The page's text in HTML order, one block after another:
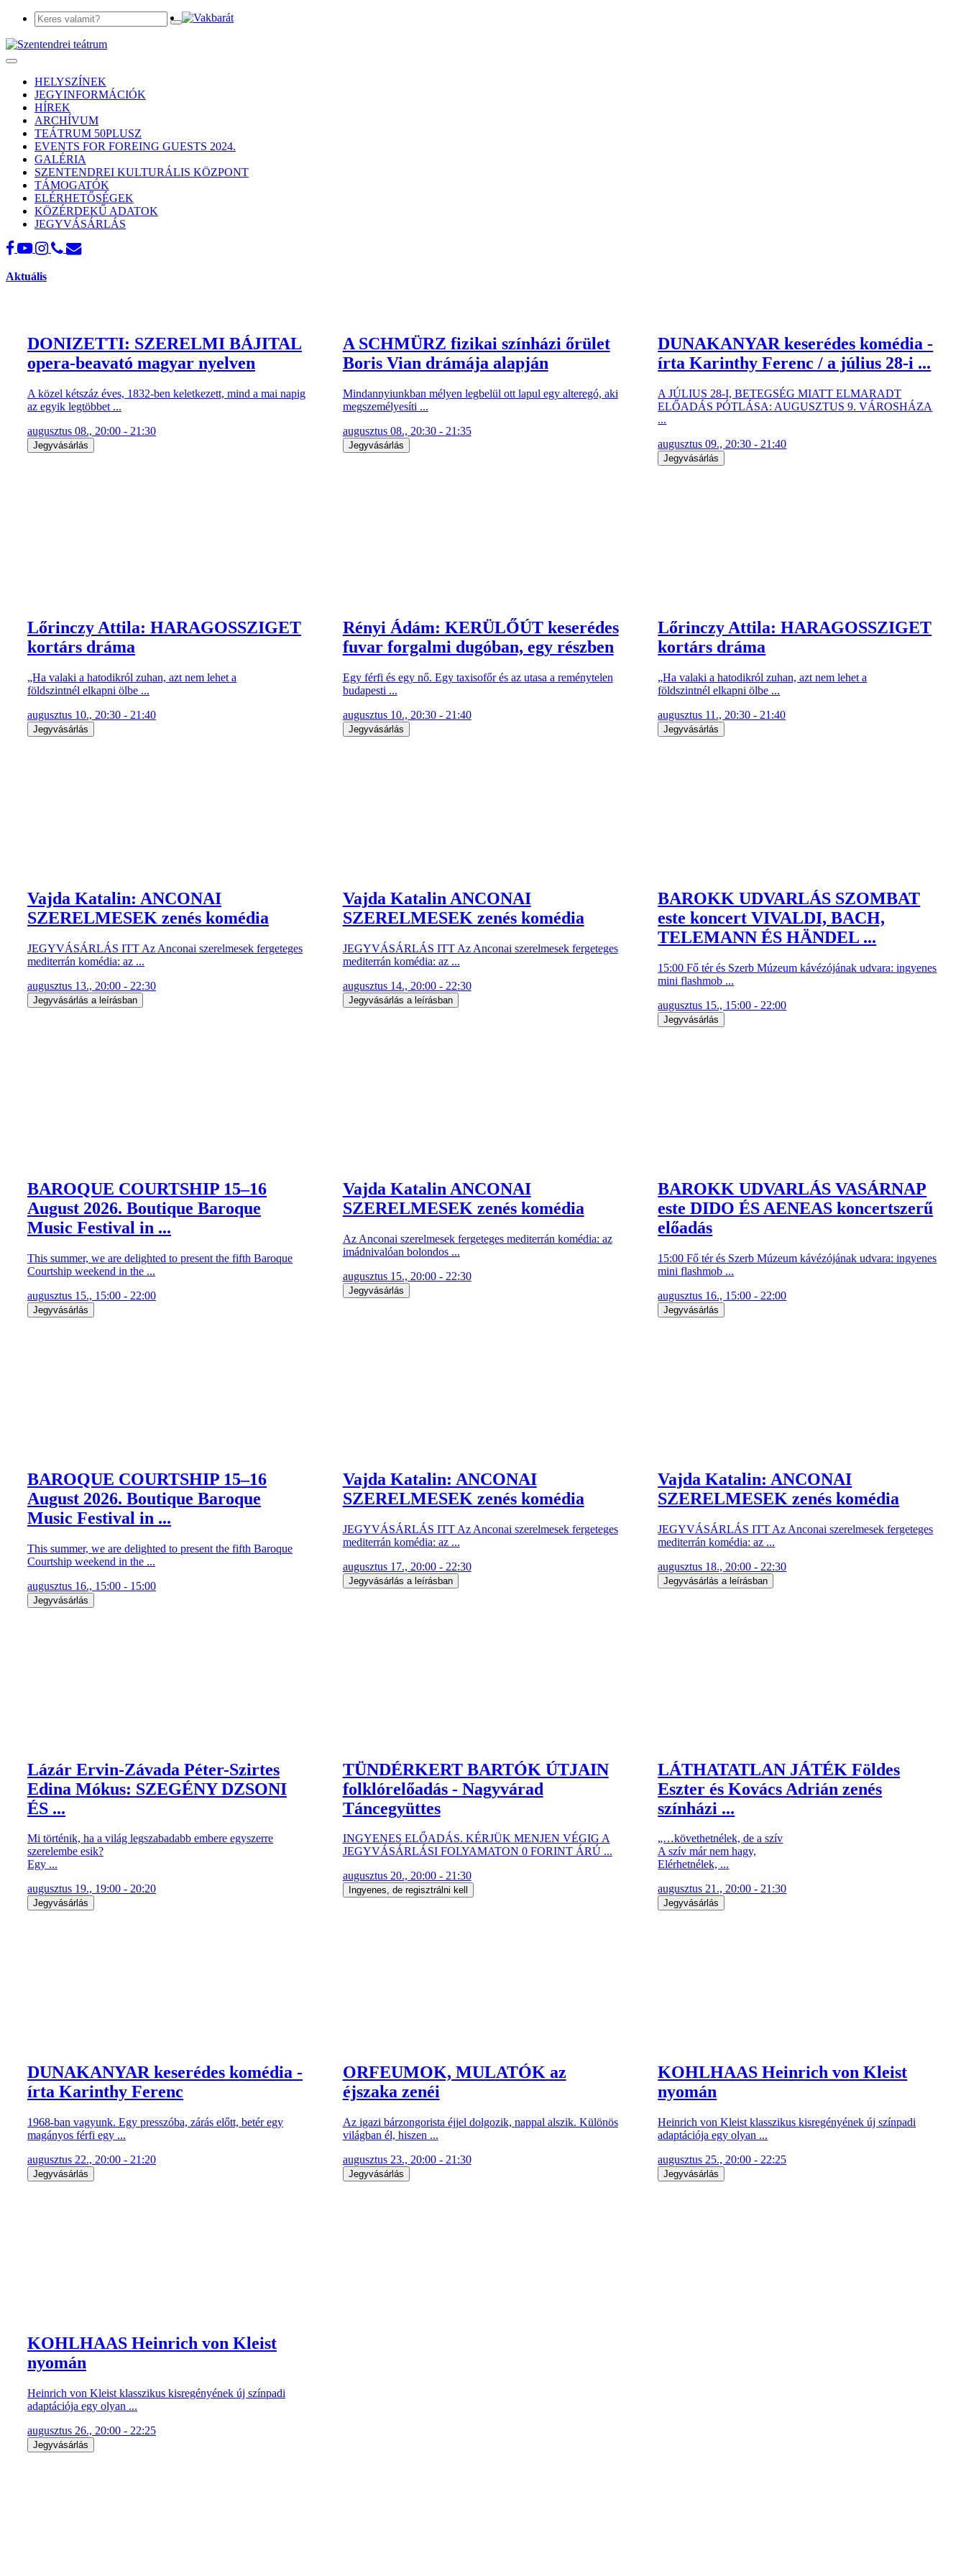
Toggle
navigationHELYSZÍNEK
JEGYINFORMÁCIÓK
HÍREK
ARCHÍVUM
TEÁTRUM 50PLUSZ
EVENTS FOR FOREING GUESTS 2024.
GALÉRIA
SZENTENDREI KULTURÁLIS KÖZPONT
TÁMOGATÓK
ELÉRHETŐSÉGEK
KÖZÉRDEKŰ ADATOK
JEGYVÁSÁRLÁS
Aktuális
DONIZETTI: SZERELMI BÁJITAL
opera-beavató magyar nyelven
A közel kétszáz éves, 1832-ben keletkezett, mind a mai napig
az egyik legtöbbet ...
augusztus 08., 20:00 - 21:30
Jegyvásárlás
A SCHMÜRZ fizikai színházi őrület
Boris Vian drámája alapján
Mindannyiunkban mélyen legbelül ott lapul egy alteregó, aki
megszemélyesíti ...
augusztus 08., 20:30 - 21:35
Jegyvásárlás
DUNAKANYAR keserédes komédia -
írta Karinthy Ferenc / a július 28-i ...
A JÚLIUS 28-I, BETEGSÉG MIATT ELMARADT
ELŐADÁS PÓTLÁSA: AUGUSZTUS 9. VÁROSHÁZA
...
augusztus 09., 20:30 - 21:40
Jegyvásárlás
Lőrinczy Attila: HARAGOSSZIGET
kortárs dráma
„Ha valaki a hatodikról zuhan, azt nem lehet a
földszintnél elkapni ölbe ...
augusztus 10., 20:30 - 21:40
Jegyvásárlás
Rényi Ádám: KERÜLŐÚT keserédes
fuvar forgalmi dugóban, egy részben
Egy férfi és egy nő. Egy taxisofőr és az utasa a reménytelen
budapesti ...
augusztus 10., 20:30 - 21:40
Jegyvásárlás
Lőrinczy Attila: HARAGOSSZIGET
kortárs dráma
„Ha valaki a hatodikról zuhan, azt nem lehet a
földszintnél elkapni ölbe ...
augusztus 11., 20:30 - 21:40
Jegyvásárlás
Vajda Katalin: ANCONAI
SZERELMESEK zenés komédia
JEGYVÁSÁRLÁS ITT Az Anconai szerelmesek fergeteges
mediterrán komédia: az ...
augusztus 13., 20:00 - 22:30
Jegyvásárlás a leírásban
Vajda Katalin ANCONAI
SZERELMESEK zenés komédia
JEGYVÁSÁRLÁS ITT Az Anconai szerelmesek fergeteges
mediterrán komédia: az ...
augusztus 14., 20:00 - 22:30
Jegyvásárlás a leírásban
BAROKK UDVARLÁS SZOMBAT
este koncert VIVALDI, BACH,
TELEMANN ÉS HÄNDEL ...
15:00 Fő tér és Szerb Múzeum kávézójának udvara: ingyenes
mini flashmob ...
augusztus 15., 15:00 - 22:00
Jegyvásárlás
BAROQUE COURTSHIP 15–16
August 2026. Boutique Baroque
Music Festival in ...
This summer, we are delighted to present the fifth Baroque
Courtship weekend in the ...
augusztus 15., 15:00 - 22:00
Jegyvásárlás
Vajda Katalin ANCONAI
SZERELMESEK zenés komédia
Az Anconai szerelmesek fergeteges mediterrán komédia: az
imádnivalóan bolondos ...
augusztus 15., 20:00 - 22:30
Jegyvásárlás
BAROKK UDVARLÁS VASÁRNAP
este DIDO ÉS AENEAS koncertszerű
előadás
15:00 Fő tér és Szerb Múzeum kávézójának udvara: ingyenes
mini flashmob ...
augusztus 16., 15:00 - 22:00
Jegyvásárlás
BAROQUE COURTSHIP 15–16
August 2026. Boutique Baroque
Music Festival in ...
This summer, we are delighted to present the fifth Baroque
Courtship weekend in the ...
augusztus 16., 15:00 - 15:00
Jegyvásárlás
Vajda Katalin: ANCONAI
SZERELMESEK zenés komédia
JEGYVÁSÁRLÁS ITT Az Anconai szerelmesek fergeteges
mediterrán komédia: az ...
augusztus 17., 20:00 - 22:30
Jegyvásárlás a leírásban
Vajda Katalin: ANCONAI
SZERELMESEK zenés komédia
JEGYVÁSÁRLÁS ITT Az Anconai szerelmesek fergeteges
mediterrán komédia: az ...
augusztus 18., 20:00 - 22:30
Jegyvásárlás a leírásban
Lázár Ervin-Závada Péter-Szirtes
Edina Mókus: SZEGÉNY DZSONI
ÉS ...
Mi történik, ha a világ legszabadabb embere egyszerre
szerelembe esik?
Egy ...
augusztus 19., 19:00 - 20:20
Jegyvásárlás
TÜNDÉRKERT BARTÓK ÚTJAIN
folklórelőadás - Nagyvárad
Táncegyüttes
INGYENES ELŐADÁS. KÉRJÜK MENJEN VÉGIG A
JEGYVÁSÁRLÁSI FOLYAMATON 0 FORINT ÁRÚ ...
augusztus 20., 20:00 - 21:30
Ingyenes, de regisztrálni kell
LÁTHATATLAN JÁTÉK Földes
Eszter és Kovács Adrián zenés
színházi ...
„…követhetnélek, de a szív
A szív már nem hagy,
Elérhetnélek, ...
augusztus 21., 20:00 - 21:30
Jegyvásárlás
DUNAKANYAR keserédes komédia -
írta Karinthy Ferenc
1968-ban vagyunk. Egy presszóba, zárás előtt, betér egy
magányos férfi egy ...
augusztus 22., 20:00 - 21:20
Jegyvásárlás
ORFEUMOK, MULATÓK az
éjszaka zenéi
Az igazi bárzongorista éjjel dolgozik, nappal alszik. Különös
világban él, hiszen ...
augusztus 23., 20:00 - 21:30
Jegyvásárlás
KOHLHAAS Heinrich von Kleist
nyomán
Heinrich von Kleist klasszikus kisregényének új színpadi
adaptációja egy olyan ...
augusztus 25., 20:00 - 22:25
Jegyvásárlás
KOHLHAAS Heinrich von Kleist
nyomán
Heinrich von Kleist klasszikus kisregényének új színpadi
adaptációja egy olyan ...
augusztus 26., 20:00 - 22:25
Jegyvásárlás